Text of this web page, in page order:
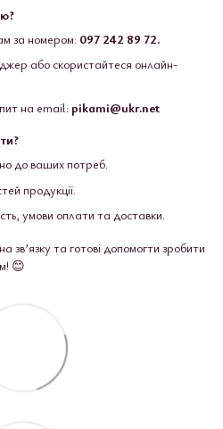
за номером: 097 242 89 72.
або скористайтеся онлайн-
на email: pikami@ukr.net
до ваших потреб.
продукції.
умови оплати та доставки.
зв’язку та готові допомогти зробити
😊